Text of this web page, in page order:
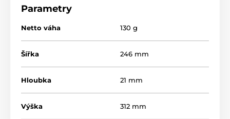
Parametry
Netto váha 130 g
Šířka 246 mm
Hloubka 21 mm
Výška 312 mm